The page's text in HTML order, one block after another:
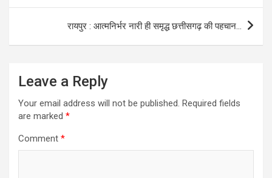
रायपुर : आत्मनिर्भर नारी ही समृद्ध छत्तीसगढ़ की पहचान…
Leave a Reply
Your email address will not be published. Required fields
are marked *
Comment *